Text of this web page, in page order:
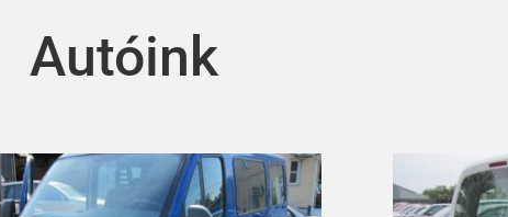
Autóink